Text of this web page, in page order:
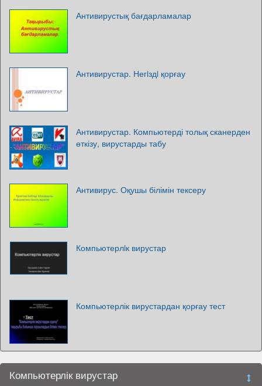
Антивирустық бағдарламалар
Антивирустар. Негiздi қорғау
Антивирустар. Компьютерді толық сканерден
өткізу, вирустарды табу
Антивирус. Оқушы білімін тексеру
Компьютерлiк вирустар
Компьютерлік вирустардан қорғау тест
Компьютерлік вирустар